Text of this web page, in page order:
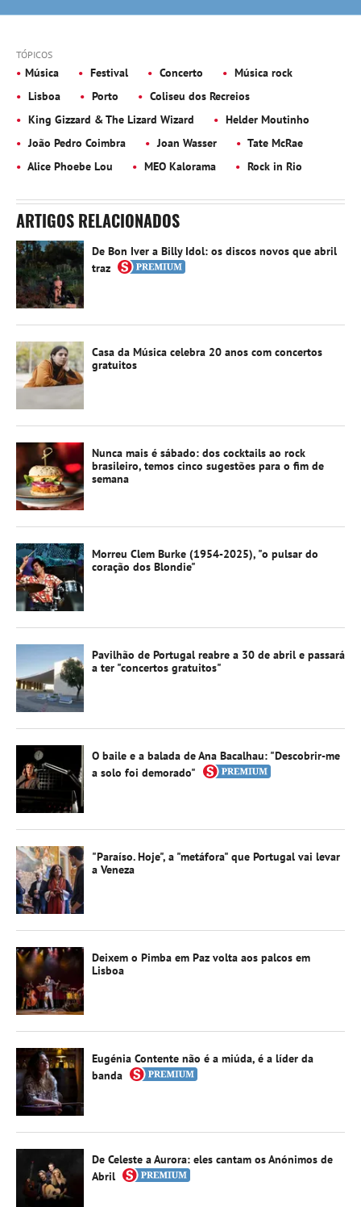
TÓPICOS
Música Festival Concerto
Música rock
Lisboa
Porto
Coliseu dos Recreios
King Gizzard & The Lizard Wizard
Helder Moutinho
João Pedro Coimbra
Joan Wasser
Tate McRae
Alice Phoebe Lou
MEO Kalorama Rock in Rio
ARTIGOS RELACIONADOS
De Bon Iver a Billy Idol: os discos novos que abril
traz
Casa da Música celebra 20 anos com concertos
gratuitos
Nunca mais é sábado: dos cocktails ao rock
brasileiro, temos cinco sugestões para o fim de
semana
Morreu Clem Burke (1954-2025), "o pulsar do
coração dos Blondie"
Pavilhão de Portugal reabre a 30 de abril e passará
a ter "concertos gratuitos"
O baile e a balada de Ana Bacalhau: "Descobrir-me
a solo foi demorado"
"Paraíso. Hoje", a "metáfora" que Portugal vai levar
a Veneza
Deixem o Pimba em Paz volta aos palcos em
Lisboa
Eugénia Contente não é a miúda, é a líder da
banda
De Celeste a Aurora: eles cantam os Anónimos de
Abril